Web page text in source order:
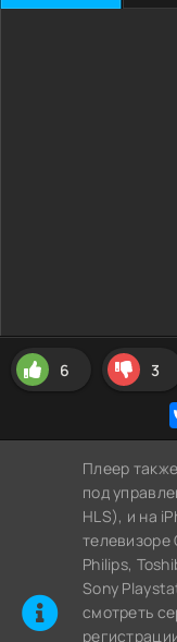
6 3
Плеер
под
HLS), и на
телевизоре
Philips,
Sony
cмотреть